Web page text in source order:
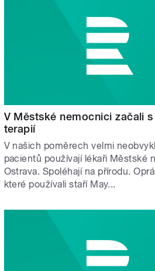
V Městské nemocnici začali
terapií
V našich poměrech velmi
pacientů používají lékaři Městské
Ostrava. Spoléhají na přírodu.
které používali staří May...